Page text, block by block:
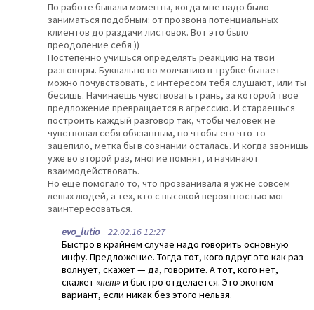
По работе бывали моменты, когда мне надо было
заниматься подобным: от прозвона потенциальных
клиентов до раздачи листовок. Вот это было
преодоление себя ))
Постепенно учишься определять реакцию на твои
разговоры. Буквально по молчанию в трубке бывает
можно почувствовать, с интересом тебя слушают, или ты
бесишь. Начинаешь чувствовать грань, за которой твое
предложение превращается в агрессию. И стараешься
построить каждый разговор так, чтобы человек не
чувствовал себя обязанным, но чтобы его что-то
зацепило, метка бы в сознании осталась. И когда звонишь
уже во второй раз, многие помнят, и начинают
взаимодействовать.
Но еще помогало то, что прозванивала я уж не совсем
левых людей, а тех, кто с высокой вероятностью мог
заинтересоваться.
evo_lutio22.02.16 12:27
Быстро в крайнем случае надо говорить основную
инфу. Предложение. Тогда тот, кого вдруг это как раз
волнует, скажет — да, говорите. А тот, кого нет,
скажет«нет»и быстро отделается. Это эконом-
вариант, если никак без этого нельзя.